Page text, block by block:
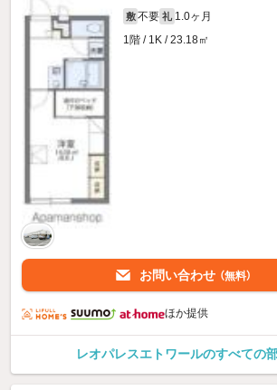
敷 不要 礼 1.0ヶ月
1階 / 1K / 23.18㎡
お問い合わせ （無料）
ほか提供
レオパレスエトワールのすべての